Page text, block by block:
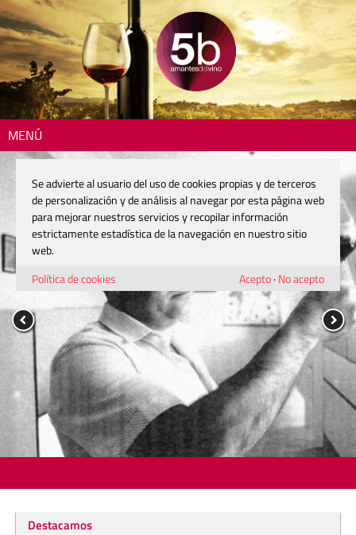
MENÚ
Destacamos
Se advierte al usuario del uso de cookies propias y de terceros
de personalización y de análisis al navegar por esta página web
para mejorar nuestros servicios y recopilar información
estrictamente estadística de la navegación en nuestro sitio
web.
Política de cookies
Acepto· No acepto